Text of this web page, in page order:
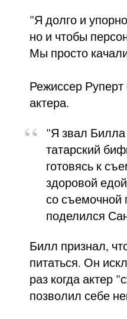
"Я долго и
но и чтобы
Мы просто
Режиссер
актера.
"Я звал Билла
татарский
готовясь к
здоровой
со съемочной
поделился
Билл признал,
питаться. Он
раз когда актер
позволил себе